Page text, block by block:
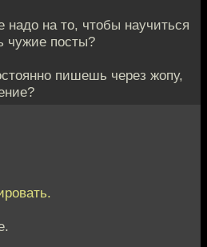
надо на то, чтобы научиться
чужие посты?
пишешь через жопу,